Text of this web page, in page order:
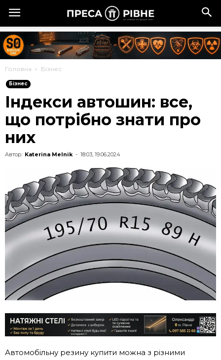
Головна Бізнес
Бізнес
Індекси автошин: все,
що потрібно знати про
них
Автор: Katerina Melnik - 18:03, 19.06.2024
Автомобільну резину купити можна з різними